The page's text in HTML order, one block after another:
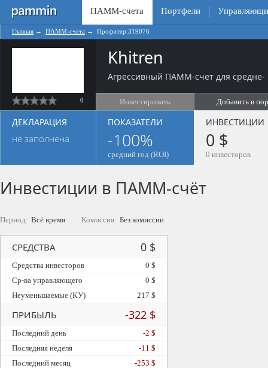
ПАММ-счета Портфели
Главная → ПАММ-счета → Профитер:319076
0
Khitren
Агрессивный ПАММ-счет для средне-
Инвестировать Добавить в
ДЕКЛАРАЦИЯ
не заполнена
ПОКАЗАТЕЛИ
-100%
средний год (ROI)
ИНВЕСТИЦИИ
0 $
0 инвесторов
Инвестиции в ПАММ-счёт
Период: Всё время Комиссия: Без комиссии
СРЕДСТВА 0 $
Средства инвесторов
0 $
Ср-ва управляющего
0 $
Неуменьшаемые (КУ)
217 $
ПРИБЫЛЬ -322 $
Последний день
-2 $
Последняя неделя
-11 $
Последний месяц
-253 $